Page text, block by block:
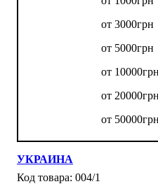
от
от
от
от
от
УКРАИНА
004/1